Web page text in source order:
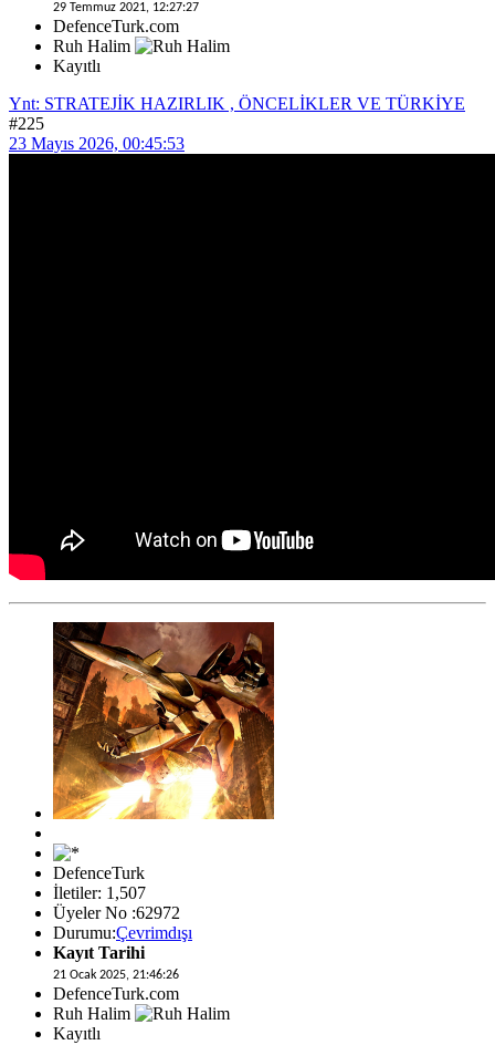
29 Temmuz 2021, 12:27:27
DefenceTurk.com
Ruh Halim
Kayıtlı
Ynt: STRATEJİK HAZIRLIK , ÖNCELİKLER VE TÜRKİYE
#225
23 Mayıs 2026, 00:45:53
DefenceTurk
İletiler: 1,507
Üyeler No :62972
Durumu:Çevrimdışı
Kayıt Tarihi
21 Ocak 2025, 21:46:26
DefenceTurk.com
Ruh Halim
Kayıtlı